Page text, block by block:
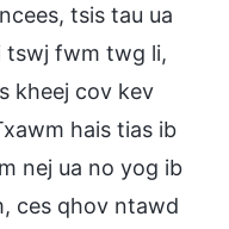
tsis tau ua
tswj fwm twg li,
kheej cov kev
hais tias ib
nej ua no yog ib
ces qhov ntawd